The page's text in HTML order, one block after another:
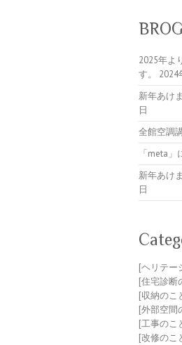
2025年よ
す。
2024
新年あけ
日
全館空調
「meta」
新年あけ
日
[ヘリテー
[住宅診断
[収納のこ
[外部空間
[工事のこ
[改修のこ